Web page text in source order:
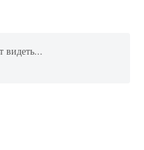
видеть...